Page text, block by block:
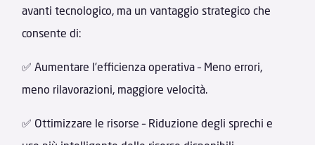
avanti tecnologico, ma un vantaggio strategico che
consente di:
✅ Aumentare l’efficienza operativa – Meno errori,
meno rilavorazioni, maggiore velocità.
✅ Ottimizzare le risorse – Riduzione degli sprechi e